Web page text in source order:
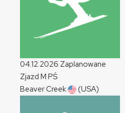
04.12.2026 Zaplanowane
Zjazd M PŚ
Beaver Creek
(USA)